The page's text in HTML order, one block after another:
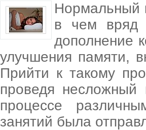
Нормальный
в чем вряд
дополнение
улучшения памяти,
Прийти к такому
проведя
процессе
занятий была